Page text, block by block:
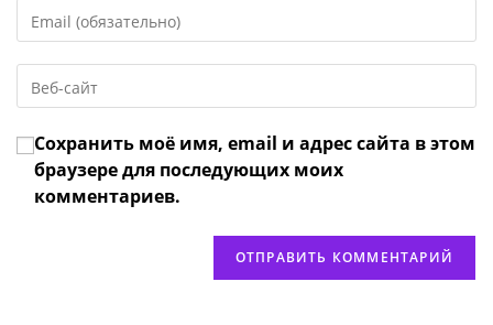
или
имя
чтобы
прокомментировать
свой
адрес,
чтобы
URL
веб-
сайта
(необязательно)
Сохранить моё имя, email и адрес сайта в этом
браузере для последующих моих
комментариев.